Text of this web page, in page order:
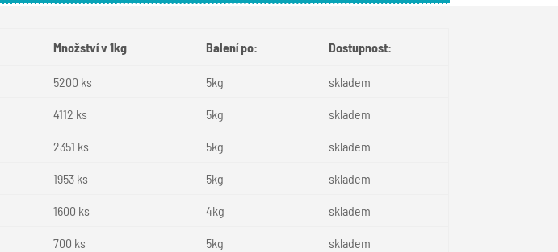
Množství v 1kg Balení po: Dostupnost:
5200 ks 5kg skladem
4112 ks 5kg skladem
2351 ks 5kg skladem
1953 ks 5kg skladem
1600 ks 4kg skladem
700 ks 5kg skladem